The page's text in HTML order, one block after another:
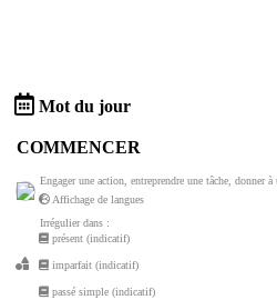
Mot du jour
COMMENCER
Engager une action, entreprendre une tâche, donner
Affichage de langues
Irrégulier dans :
présent (indicatif)
imparfait (indicatif)
passé simple (indicatif)